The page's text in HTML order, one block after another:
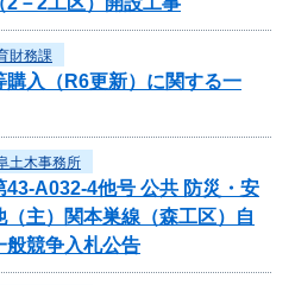
財務課
入（R6更新）に関する一
土木事務所
43-A032-4他号 公共 防災・安
主）関本巣線（森工区）自
般競争入札公告